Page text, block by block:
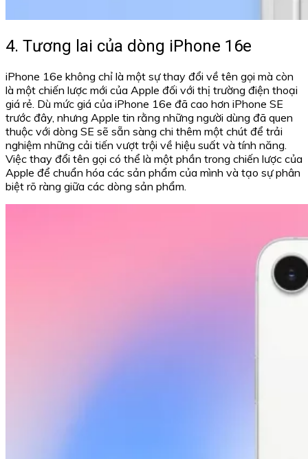
4. Tương lai của dòng iPhone 16e
iPhone 16e không chỉ là một sự thay đổi về tên gọi mà còn
là một chiến lược mới của Apple đối với thị trường điện thoại
giá rẻ. Dù mức giá của iPhone 16e đã cao hơn iPhone SE
trước đây, nhưng Apple tin rằng những người dùng đã quen
thuộc với dòng SE sẽ sẵn sàng chi thêm một chút để trải
nghiệm những cải tiến vượt trội về hiệu suất và tính năng.
Việc thay đổi tên gọi có thể là một phần trong chiến lược của
Apple để chuẩn hóa các sản phẩm của mình và tạo sự phân
biệt rõ ràng giữa các dòng sản phẩm.